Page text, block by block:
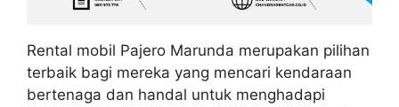
Rental mobil Pajero Marunda merupakan pilihan
terbaik bagi mereka yang mencari kendaraan
bertenaga dan handal untuk menghadapi